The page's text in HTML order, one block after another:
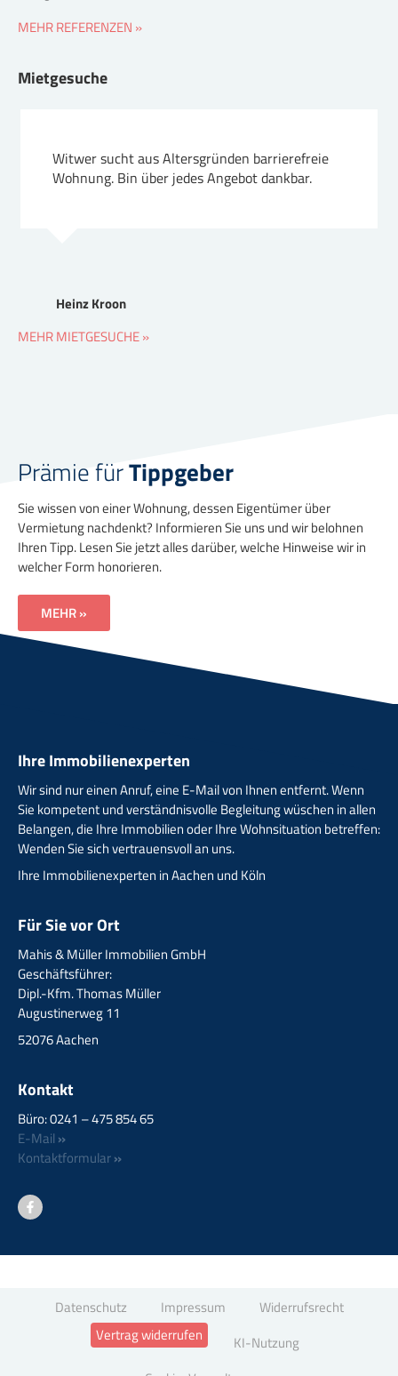
MEHR REFERENZEN »
Mietgesuche
Witwer sucht aus Altersgründen barrierefreie
Wohnung. Bin über jedes Angebot dankbar.
Heinz Kroon
MEHR MIETGESUCHE »
Prämie fürTippgeber
Sie wissen von einer Wohnung, dessen Eigentümer über
Vermietung nachdenkt? Informieren Sie uns und wir belohnen
Ihren Tipp. Lesen Sie jetzt alles darüber, welche Hinweise wir in
welcher Form honorieren.
MEHR »
Ihre Immobilienexperten
Wir sind nur einen Anruf, eine E-Mail von Ihnen entfernt. Wenn
Sie kompetent und verständnisvolle Begleitung wüschen in allen
Belangen, die Ihre Immobilien oder Ihre Wohnsituation betreffen:
Wenden Sie sich vertrauensvoll an uns.
Ihre Immobilienexperten in Aachen und Köln
Für Sie vor Ort
Mahis & Müller Immobilien GmbH
Geschäftsführer:
Dipl.-Kfm. Thomas Müller
Augustinerweg 11
52076 Aachen
Kontakt
Büro: 0241 – 475 854 65
E-Mail »
Kontaktformular»
Datenschutz Impressum
Widerrufsrecht
Vertrag widerrufen
KI-Nutzung